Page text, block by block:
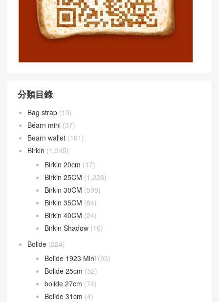
分類目錄
Bag strap (13)
Béarn mini (37)
Bearn wallet (161)
Birkin (1,945)
Birkin 20cm (17)
Birkin 25CM (1,228)
Birkin 30CM (595)
Birkin 35CM (84)
Birkin 40CM (24)
Birkin Shadow (16)
Bolide (224)
Bolide 1923 Mini (93)
Bolide 25cm (52)
bolide 27cm (74)
Bolide 31cm (4)